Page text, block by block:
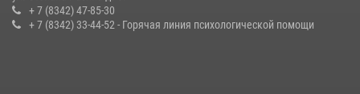
конкурса профмастерства в Саранске
23 июля 2026, 11:54 4
+ 7 (8342) 47-85-30
+ 7 (8342) 33-44-52 - Горячая линия психологической помощи